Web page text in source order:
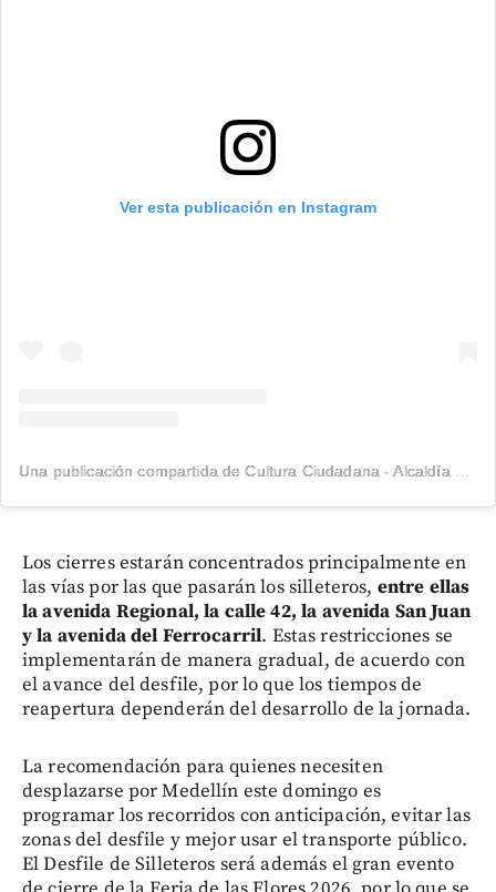
Ver esta publicación en Instagram
Una publicación compartida de Cultura Ciudadana - Alcaldía de Medellín (@cultura.med)
Los cierres estarán concentrados principalmente en
las vías por las que pasarán los silleteros, entre ellas
la avenida Regional, la calle 42, la avenida San Juan
y la avenida del Ferrocarril. Estas restricciones se
implementarán de manera gradual, de acuerdo con
el avance del desfile, por lo que los tiempos de
reapertura dependerán del desarrollo de la jornada.
La recomendación para quienes necesiten
desplazarse por Medellín este domingo es
programar los recorridos con anticipación, evitar las
zonas del desfile y mejor usar el transporte público.
El Desfile de Silleteros será además el gran evento